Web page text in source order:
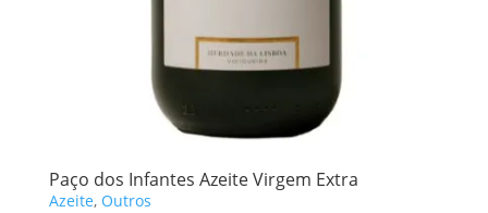
Paço dos Infantes Azeite Virgem Extra
Azeite, Outros